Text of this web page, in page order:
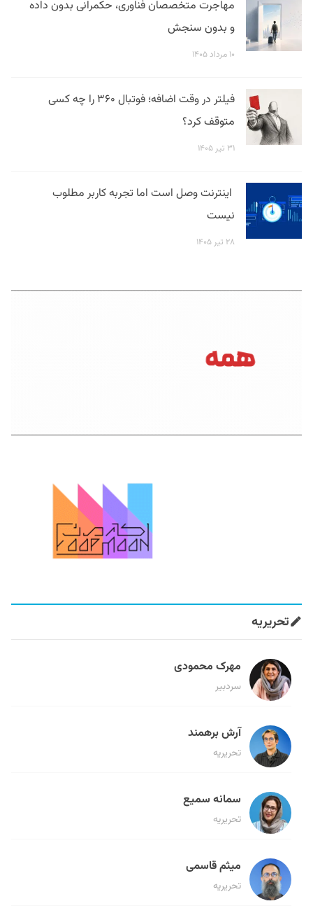
مهاجرت متخصصان فناوری، حکمرانی بدون داده
و بدون سنجش
۱۰ مرداد ۱۴۰۵
فیلتر در وقت اضافه؛ فوتبال ۳۶۰ را چه کسی
متوقف کرد؟
۳۱ تیر ۱۴۰۵
اینترنت وصل است اما تجربه کاربر مطلوب
نیست
۲۸ تیر ۱۴۰۵
تحریریه
مهرک محمودی
سردبیر
آرش برهمند
تحریریه
سمانه سمیع
تحریریه
میثم قاسمی
تحریریه